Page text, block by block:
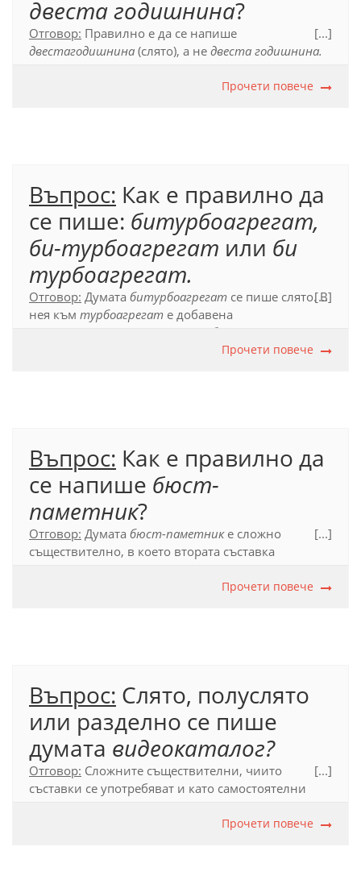
двеста годишнина?
Отговор: Правилно е да се напише
двестагодишнина (слято), а не двеста годишнина.
подчинената основа е числително бройно име,
[...]
Прочети повече
Въпрос: Как е правилно да
се пише: битурбоагрегат,
би-турбоагрегат или би
турбоагрегат.
Отговор: Думата битурбоагрегат се пише слято. В
нея към турбоагрегат е добавена
би-
[...]
Прочети повече
Въпрос: Как е правилно да
се напише бюст-
паметник?
Отговор: Думата бюст-паметнике сложно
съществително, в което втората съставка
бюст-паметник.
[...]
Прочети повече
Въпрос: Слято, полуслято
или разделно се пише
думата видеокаталог?
Отговор: Сложните съществителни, чиито
съставки се употребяват и като самостоятелни
каталог.
[...]
Прочети повече